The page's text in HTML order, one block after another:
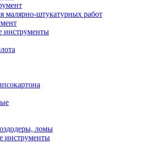
малярно-штукатурных работ
инструменты
ломы
инструменты